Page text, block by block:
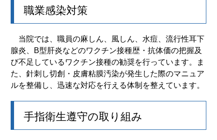
職業感染対策
当院では、職員の麻しん、風しん、水痘、流行性耳下
腺炎、B型肝炎などのワクチン接種歴・抗体価の把握及
び不足しているワクチン接種の勧奨を行っています。ま
た、針刺し切創・皮膚粘膜汚染が発生した際のマニュア
ルを整備し、迅速な対応を行える体制を整えています。
手指衛生遵守の取り組み